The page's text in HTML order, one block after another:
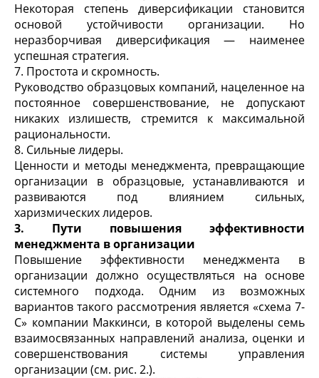
Некоторая степень диверсификации становится
основой устойчивости организации. Но
неразборчивая диверсификация — наименее
успешная стратегия.
7. Простота и скромность.
Руководство образцовых компаний, нацеленное на
постоянное совершенствование, не допускают
никаких излишеств, стремится к максимальной
рациональности.
8. Сильные лидеры.
Ценности и методы менеджмента, превращающие
организации в образцовые, устанавливаются и
развиваются под влиянием сильных,
харизмических лидеров.
3. Пути повышения эффективности
менеджмента в организации
Повышение эффективности менеджмента в
организации должно осуществляться на основе
системного подхода. Одним из возможных
вариантов такого рассмотрения является «схема 7-
С» компании Маккинси, в которой выделены семь
взаимосвязанных направлений анализа, оценки и
совершенствования системы управления
организации (см. рис. 2.).